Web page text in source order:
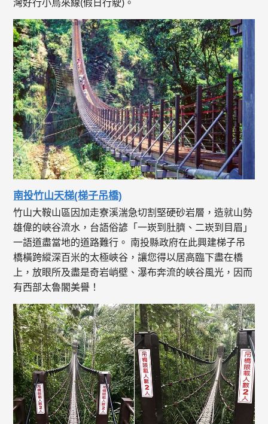
灣好行小烏來線(假日行駛)。
南投竹山天梯(梯子吊橋)
竹山大鞍山區因加走寮溪湍急切割堅硬砂岩層，造就山勢
雄偉的峽谷流水，台語俗諺「一崁到肚臍、二崁到目眉」
一語道盡當地的道路難行。 南投縣政府在此興建梯子吊
橋橫跨縱深百米的太極峽谷，讓您得以居高臨下盡在橋
上，放眼所及盡是奇岩峭壁、瀑布奔流的峽谷風光，因而
有西部太魯閣美譽！